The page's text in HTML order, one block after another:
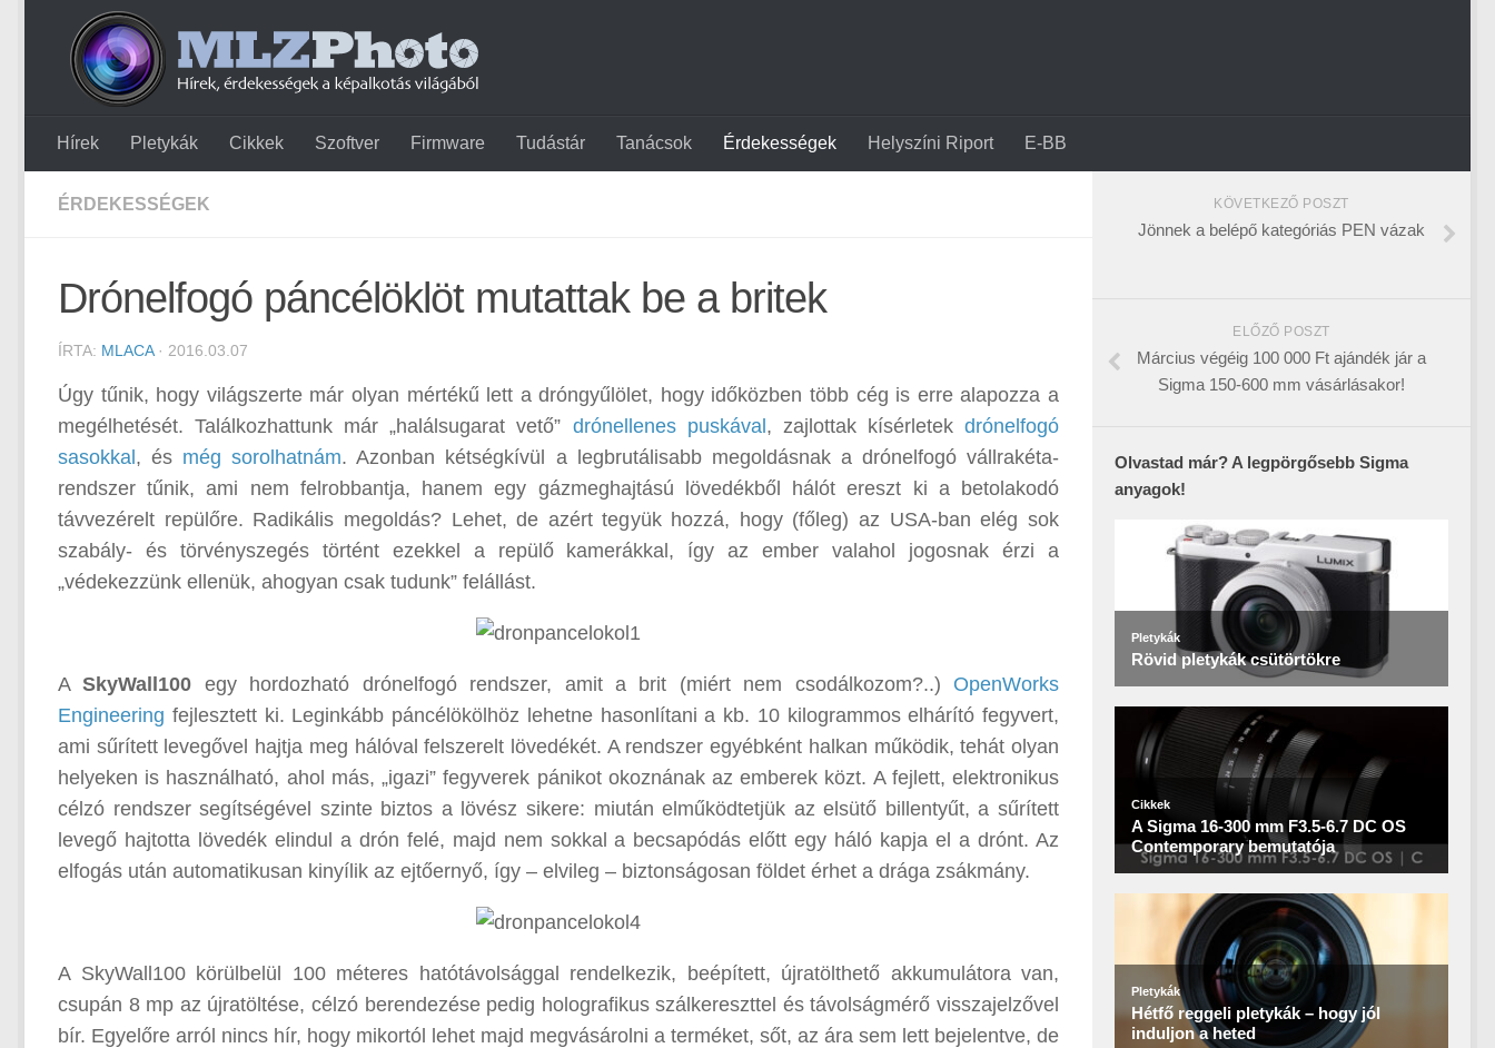
Hírek Pletykák Cikkek Szoftver Firmware Tudástár Tanácsok Érdekességek Helyszíni Riport E-BB
ÉRDEKESSÉGEK
Drónelfogó páncélöklöt mutattak be a britek
ÍRTA: MLACA· 2016.03.07
Úgy tűnik, hogy világszerte már olyan mértékű lett a dróngyűlölet, hogy időközben több cég is erre alapozza a
megélhetését. Találkozhattunk már „halálsugarat vető” drónellenes puskával , zajlottak kísérletekdrónelfogó
sasokkal , és még sorolhatnám. Azonban kétségkívül a legbrutálisabb megoldásnak a drónelfogó vállrakéta-
rendszer tűnik, ami nem felrobbantja, hanem egy gázmeghajtású lövedékből hálót ereszt ki a betolakodó
távvezérelt repülőre. Radikális megoldás? Lehet, de azért tegyük hozzá, hogy (főleg) az USA-ban elég sok
szabály- és törvényszegés történt ezekkel a repülő kamerákkal, így az ember valahol jogosnak érzi a
„védekezzünk ellenük, ahogyan csak tudunk” felállást.
ASkyWall100 egy hordozható drónelfogó rendszer, amit a brit (miért nem csodálkozom?..) OpenWorks
Engineering fejlesztett ki. Leginkább páncélökölhöz lehetne hasonlítani a kb. 10 kilogrammos elhárító fegyvert,
ami sűrített levegővel hajtja meg hálóval felszerelt lövedékét. A rendszer egyébként halkan működik, tehát olyan
helyeken is használható, ahol más, „igazi” fegyverek pánikot okoznának az emberek közt. A fejlett, elektronikus
célzó rendszer segítségével szinte biztos a lövész sikere: miután elműködtetjük az elsütő billentyűt, a sűrített
levegő hajtotta lövedék elindul a drón felé, majd nem sokkal a becsapódás előtt egy háló kapja el a drónt. Az
elfogás után automatikusan kinyílik az ejtőernyő, így – elvileg – biztonságosan földet érhet a drága zsákmány.
A SkyWall100 körülbelül 100 méteres hatótávolsággal rendelkezik, beépített, újratölthető akkumulátora van,
csupán 8 mp az újratöltése, célzó berendezése pedig holografikus szálkereszttel és távolságmérő visszajelzővel
bír. Egyelőre arról nincs hír, hogy mikortól lehet majd megvásárolni a terméket, sőt, az ára sem lett bejelentve, de
KÖVETKEZŐ POSZT
Jönnek a belépő kategóriás PEN vázak
ELŐZŐ POSZT
Március végéig 100 000 Ft ajándék jár a
Sigma 150-600 mm vásárlásakor!
Olvastad már? A legpörgősebb Sigma
anyagok!